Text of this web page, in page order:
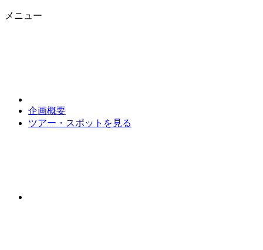
メニュー
企画概要
ツアー・スポットを見る